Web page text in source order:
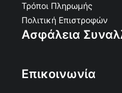
Τρόποι Πληρωμής
Πολιτική Επιστροφών
Ασφάλεια
Επικοινωνία